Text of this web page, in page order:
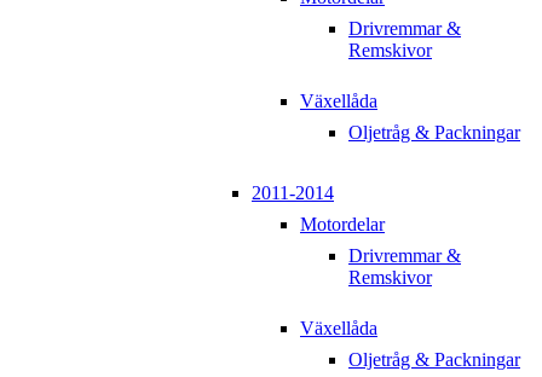
Drivremmar &
Remskivor
Växellåda
Oljetråg & Packningar
2011-2014
Motordelar
Drivremmar &
Remskivor
Växellåda
Oljetråg & Packningar